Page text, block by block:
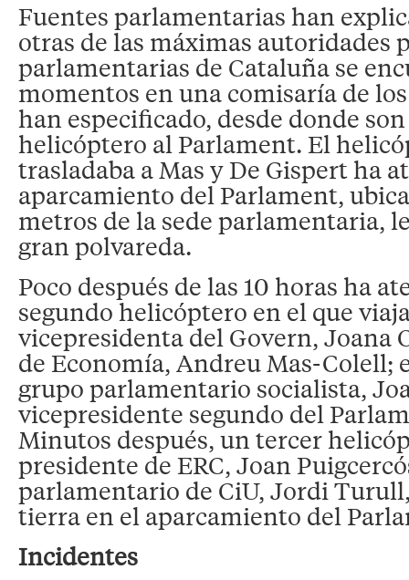
Fuentes parlamentarias han
otras de las máximas autoridades
parlamentarias de Cataluña se
momentos en una comisaría de
han especificado, desde donde
helicóptero al Parlament. El
trasladaba a Mas y De Gispert ha
aparcamiento del Parlament,
metros de la sede parlamentaria,
gran polvareda.
Poco después de las 10 horas ha
segundo helicóptero en el que
vicepresidenta del Govern, Joana
de Economía, Andreu Mas-Colell;
grupo parlamentario socialista,
vicepresidente segundo del
Minutos después, un tercer
presidente de ERC, Joan
parlamentario de CiU, Jordi
tierra en el aparcamiento del
Incidentes